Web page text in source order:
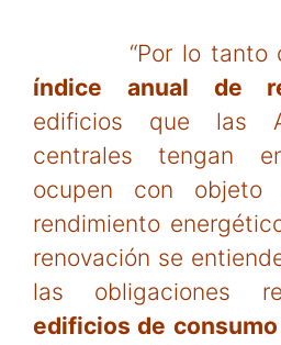
“Por lo tanto
índice anual de
edificios que las
centrales tengan
ocupen con objeto
rendimiento
renovación se
las obligaciones
edificios de